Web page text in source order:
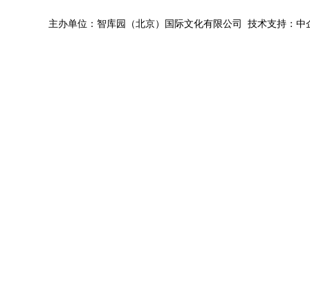
主办单位：智库园（北京）国际文化有限公司 技术支持：